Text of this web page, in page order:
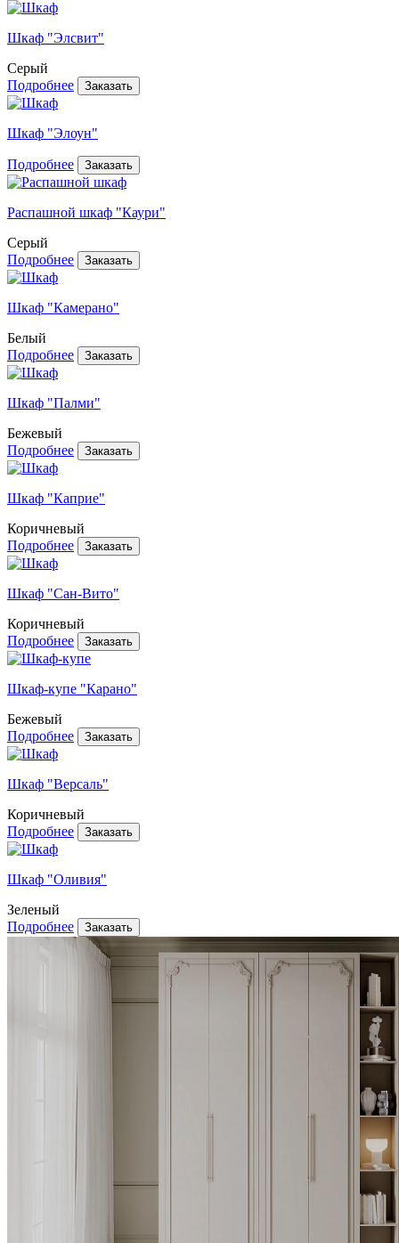
Шкаф "Элсвит"
Серый
Подробнее
Шкаф "Элоун"
Подробнее
Распашной шкаф "Каури"
Серый
Подробнее
Шкаф "Камерано"
Белый
Подробнее
Шкаф "Палми"
Бежевый
Подробнее
Шкаф "Каприе"
Коричневый
Подробнее
Шкаф "Сан-Вито"
Коричневый
Подробнее
Шкаф-купе "Карано"
Бежевый
Подробнее
Шкаф "Версаль"
Коричневый
Подробнее
Шкаф "Оливия"
Зеленый
Подробнее